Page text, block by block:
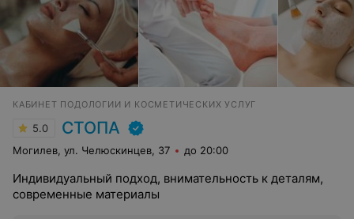
КАБИНЕТ ПОДОЛОГИИ И КОСМЕТИЧЕСКИХ УСЛУГ
5.0 СТОПА
Могилев, ул. Челюскинцев, 37 до 20:00
Индивидуальный подход, внимательность к деталям,
современные материалы